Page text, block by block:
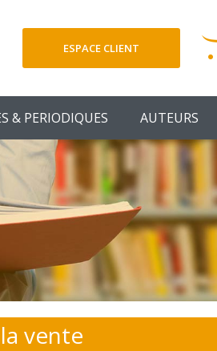
ESPACE CLIENT
Votre panier est
Votre Panier
& PERIODIQUES AUTEURS
vente